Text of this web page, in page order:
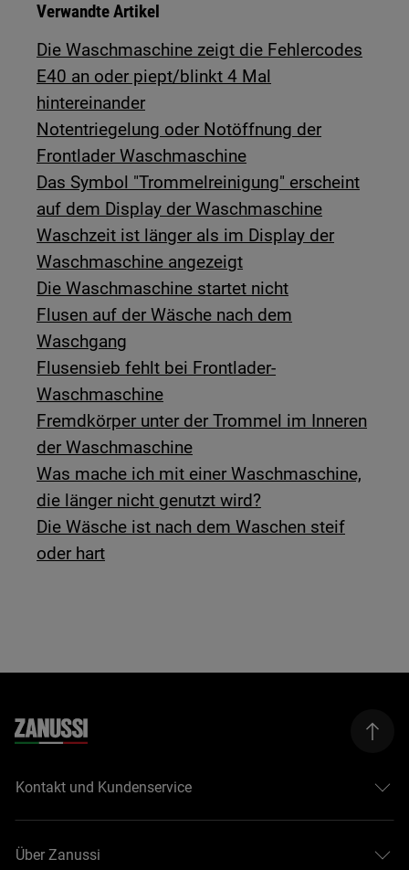
Verwandte Artikel
Die Waschmaschine zeigt die Fehlercodes
E40 an oder piept/blinkt 4 Mal
hintereinander
Notentriegelung oder Notöffnung der
Frontlader Waschmaschine
Das Symbol "Trommelreinigung" erscheint
auf dem Display der Waschmaschine
Waschzeit ist länger als im Display der
Waschmaschine angezeigt
Die Waschmaschine startet nicht
Flusen auf der Wäsche nach dem
Waschgang
Flusensieb fehlt bei Frontlader-
Waschmaschine
Fremdkörper unter der Trommel im Inneren
der Waschmaschine
Was mache ich mit einer Waschmaschine,
die länger nicht genutzt wird?
Die Wäsche ist nach dem Waschen steif
oder hart
Kontakt und Kundenservice
Über Zanussi